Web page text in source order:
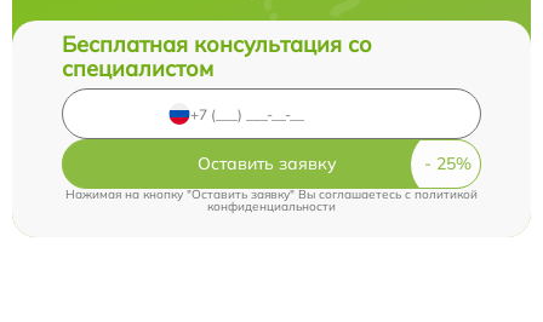
Бесплатная консультация со
специалистом
Оставить заявку
Нажимая на кнопку "Оставить заявку" Вы соглашаетесь cполитикой
конфиденциальности